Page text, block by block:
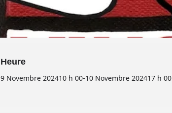
Heure
9 Novembre 202410 h 00-10 Novembre 202417 h 00